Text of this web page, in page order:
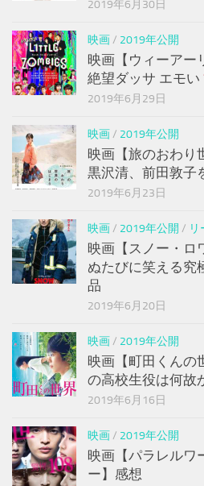
2019年6月30日
映画/ 2019年公開
映画【ウィーアー
絶望ダッサ エモい
2019年6月29日
映画/ 2019年公開
映画【旅のおわり
黒沢清、前田敦子
2019年6月23日
映画/ 2019年公開 /
映画【スノー・ロ
ぬたびに笑える究
品
2019年6月20日
映画/ 2019年公開
映画【町田くんの
の高校生役は何故
2019年6月16日
映画/ 2019年公開
映画【パラレルワ
ー】感想